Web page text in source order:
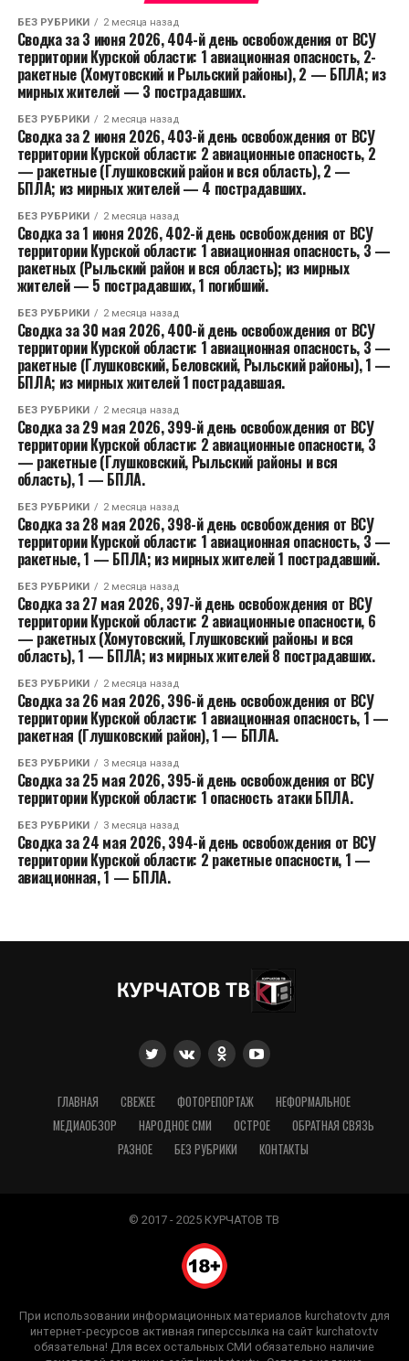
БЕЗ РУБРИКИ 2 месяца назад
Сводка за 3 июня 2026, 404-й день освобождения от ВСУ
территории Курской области: 1 авиационная опасность, 2-
ракетные (Хомутовский и Рыльский районы), 2 — БПЛА; из
мирных жителей — 3 пострадавших.
БЕЗ РУБРИКИ 2 месяца назад
Сводка за 2 июня 2026, 403-й день освобождения от ВСУ
территории Курской области: 2 авиационные опасность, 2
— ракетные (Глушковский район и вся область), 2 —
БПЛА; из мирных жителей — 4 пострадавших.
БЕЗ РУБРИКИ 2 месяца назад
Сводка за 1 июня 2026, 402-й день освобождения от ВСУ
территории Курской области: 1 авиационная опасность, 3 —
ракетных (Рыльский район и вся область); из мирных
жителей — 5 пострадавших, 1 погибший.
БЕЗ РУБРИКИ 2 месяца назад
Сводка за 30 мая 2026, 400-й день освобождения от ВСУ
территории Курской области: 1 авиационная опасность, 3 —
ракетные (Глушковский, Беловский, Рыльский районы), 1 —
БПЛА; из мирных жителей 1 пострадавшая.
БЕЗ РУБРИКИ 2 месяца назад
Сводка за 29 мая 2026, 399-й день освобождения от ВСУ
территории Курской области: 2 авиационные опасности, 3
— ракетные (Глушковский, Рыльский районы и вся
область), 1 — БПЛА.
БЕЗ РУБРИКИ 2 месяца назад
Сводка за 28 мая 2026, 398-й день освобождения от ВСУ
территории Курской области: 1 авиационная опасность, 3 —
ракетные, 1 — БПЛА; из мирных жителей 1 пострадавший.
БЕЗ РУБРИКИ 2 месяца назад
Сводка за 27 мая 2026, 397-й день освобождения от ВСУ
территории Курской области: 2 авиационные опасности, 6
— ракетных (Хомутовский, Глушковский районы и вся
область), 1 — БПЛА; из мирных жителей 8 пострадавших.
БЕЗ РУБРИКИ 2 месяца назад
Сводка за 26 мая 2026, 396-й день освобождения от ВСУ
территории Курской области: 1 авиационная опасность, 1 —
ракетная (Глушковский район), 1 — БПЛА.
БЕЗ РУБРИКИ 3 месяца назад
Сводка за 25 мая 2026, 395-й день освобождения от ВСУ
территории Курской области: 1 опасность атаки БПЛА.
БЕЗ РУБРИКИ 3 месяца назад
Сводка за 24 мая 2026, 394-й день освобождения от ВСУ
территории Курской области: 2 ракетные опасности, 1 —
авиационная, 1 — БПЛА.
ГЛАВНАЯ СВЕЖЕЕ ФОТОРЕПОРТАЖ
НЕФОРМАЛЬНОЕ
МЕДИАОБЗОР
НАРОДНОЕ СМИ ОСТРОЕ
ОБРАТНАЯ СВЯЗЬ
РАЗНОЕ
БЕЗ РУБРИКИ КОНТАКТЫ
© 2017 - 2025 КУРЧАТОВ ТВ
При использовании информационных материалов kurchatov.tv для
интернет-ресурсов активная гиперссылка на сайт kurchatov.tv
обязательна! Для всех остальных СМИ обязательно наличие